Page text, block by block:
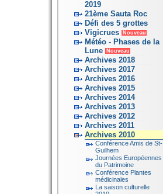
2019
21ème Sauta Roc
Défi des 5 grottes
Vigicrues
Nouveau
Météo - Phases de la
Lune
Nouveau
Archives 2018
Archives 2017
Archives 2016
Archives 2015
Archives 2014
Archives 2013
Archives 2012
Archives 2011
Archives 2010
Conférence Amis de St-
Guilhem
Journées Européennes
du Patrimoine
Conférence Plantes
médicinales
La saison culturelle